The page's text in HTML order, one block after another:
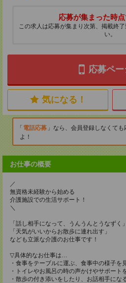
応募が集まった時
この求人は応募が集まり次第、掲載終
い。
応募ペ
気になる！
電話応募
なら、会員登録しなくても
よ！
お仕事の概要
／
無資格未経験から始める
介護施設での生活サポート！
＼
「話し相手になって、うんうんとうなずく」
「天気がいいからお散歩に連れ出す」
なども立派な介護のお仕事です！
▽具体的なお仕事は…
・食事をテーブルに運ぶ、食事中の様子を
・トイレやお風呂の時の声かけやサポート
・散歩の付き添いをしたり、お話相手になる